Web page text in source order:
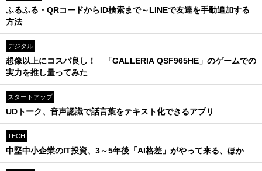
ふるふる・QRコードからID検索まで～LINEで友達を手動追加する
方法
デジタル
想像以上にコスパ良し！ 「GALLERIA QSF965HE」のゲームでの
実力を推し量ってみた
スタートアップ
UDトーク、音声認識で話言葉をテキスト化できるアプリ
TECH
中堅中小企業のIT投資、3～5年後「AI格差」がやって来る、ほか